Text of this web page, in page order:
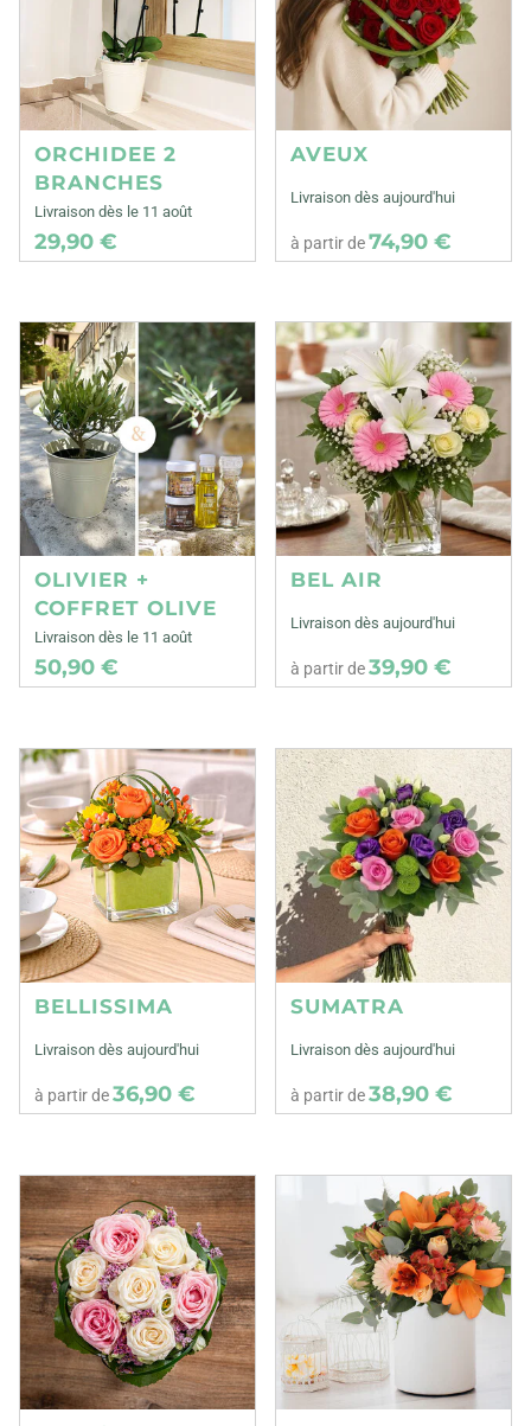
ORCHIDEE 2
BRANCHES
Livraison dès le 11 août
29,90 €
AVEUX
Livraison dès aujourd'hui
à partir de74,90 €
OLIVIER +
COFFRET OLIVE
Livraison dès le 11 août
50,90 €
BEL AIR
Livraison dès aujourd'hui
à partir de39,90 €
BELLISSIMA
Livraison dès aujourd'hui
à partir de36,90 €
SUMATRA
Livraison dès aujourd'hui
à partir de38,90 €